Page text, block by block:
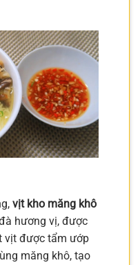
vịt kho măng khô
hương vị, được
vịt được tẩm ướp
măng khô, tạo